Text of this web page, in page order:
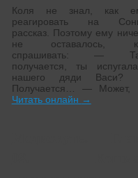
Коля не знал, как
реагировать на
рассказ. Поэтому ему
не оставалось,
спрашивать: —
получается, ты
нашего дяди Васи?
Получается… — Может,
Читать онлайн →